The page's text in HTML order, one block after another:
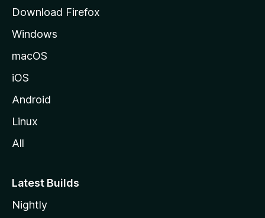
e
M
i
l
Download Firefox
Windows
macOS
iOS
Android
Linux
All
Latest Builds
Nightly